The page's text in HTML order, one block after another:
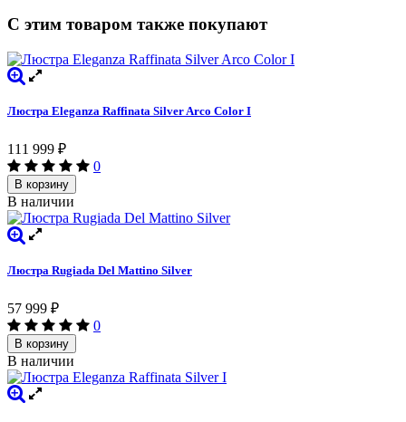
С этим товаром также покупают
Люстра Eleganza Raffinata Silver Arco Сolor I
111 999 ₽
0
В корзину
В наличии
Люстра Rugiada Del Mattino Silver
57 999 ₽
0
В корзину
В наличии